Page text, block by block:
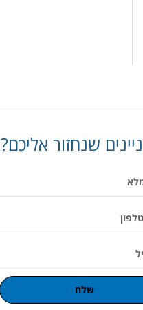
שנחזור אליכם?
שלח